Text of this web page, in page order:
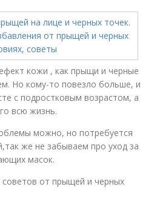
кожи , как прыщи и черные
Но кому-то повезло больше, и
с подростковым возрастом, а
всю жизнь.
можно, но потребуется
же не забываем про уход за
масок.
от прыщей и черных